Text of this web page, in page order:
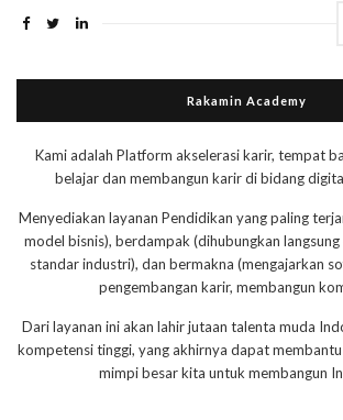
Rakamin Academy
Kami adalah Platform akselerasi karir, tempat
belajar dan membangun karir di bidang
Menyediakan layanan Pendidikan yang paling
model bisnis), berdampak (dihubungkan
standar industri), dan bermakna (mengajarkan
pengembangan karir, membangun
Dari layanan ini akan lahir jutaan talenta muda
kompetensi tinggi, yang akhirnya dapat
mimpi besar kita untuk membangun